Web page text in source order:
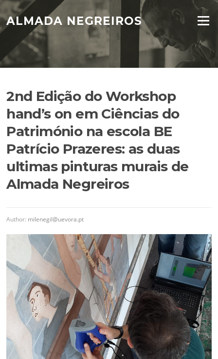
to
content
ALMADA NEGREIROS Menu
2nd Edição do Workshop
hand’s on em Ciências do
Património na escola BE
Patrício Prazeres: as duas
ultimas pinturas murais de
Almada Negreiros
Author: milenegil@uevora.pt